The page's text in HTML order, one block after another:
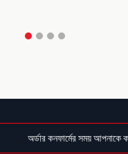
অর্ডার কনফার্মের সময় আপনাকে